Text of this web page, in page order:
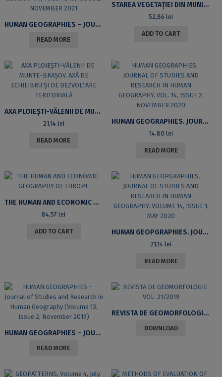
HUMAN GEOGRAPHIES – JOURNAL OF STUDIES AND RESEARCH IN HUMAN GEOGRAPHY, VOLUME 15, ISSUE 2, NOVEMBER 2021
READ MORE
STAREA VEGETAȚIEI DIN MUNICIPIUL BUCUREȘTI. ABORDĂRI COMPLEMENTARE
52,86lei
ADD TO CART
AXA PLOIEȘTI-VĂLENII DE MUNTE-BRAȘOV. AXĂ DE ECHILIBRU ȘI DE DEZVOLTARE TERITORIALĂ
21,14 lei
READ MORE
HUMAN GEOGRAPHIES. JOURNAL OF STUDIES AND RESEARCH IN HUMAN GEOGRAPHY. VOL. 14, ISSUE 2, NOVEMBER 2020
14,80 lei
READ MORE
THE HUMAN AND ECONOMIC GEOGRAPHY OF EUROPE
84,57lei
ADD TO CART HUMAN GEOPGRAPHIES. JOURNAL OF STUDIES AND RESEARCH IN HUMAN GEOGRAPHY. VOLUME 14, ISSUE 1, MAY 2020
21,14lei
READ MORE
HUMAN GEOGRAPHIES – JOURNAL OF STUDIES AND RESEARCH IN HUMAN GEOGRAPHY (VOLUME 13, ISSUE 2, NOVEMBER 2019)
READ MORE
REVISTA DE GEOMORFOLOGIE VOL. 21/2019
DOWNLOAD